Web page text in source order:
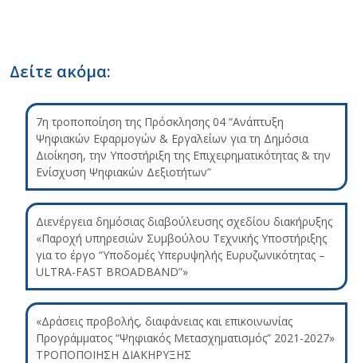
Δείτε ακόμα:
7η τροποποίηση της Πρόσκλησης 04 “Ανάπτυξη
Ψηφιακών Εφαρμογών & Εργαλείων για τη Δημόσια
Διοίκηση, την Υποστήριξη της Επιχειρηματικότητας & την
Ενίσχυση Ψηφιακών Δεξιοτήτων”
Διενέργεια δημόσιας διαβούλευσης σχεδίου διακήρυξης
«Παροχή υπηρεσιών Συμβούλου Τεχνικής Υποστήριξης
για το έργο “Υποδομές Υπερυψηλής Ευρυζωνικότητας –
ULTRA-FAST BROADBAND”»
«Δράσεις προβολής, διαφάνειας και επικοινωνίας
Προγράμματος “Ψηφιακός Μετασχηματισμός” 2021-2027»
ΤΡΟΠΟΠΟΙΗΣΗ ΔΙΑΚΗΡΥΞΗΣ